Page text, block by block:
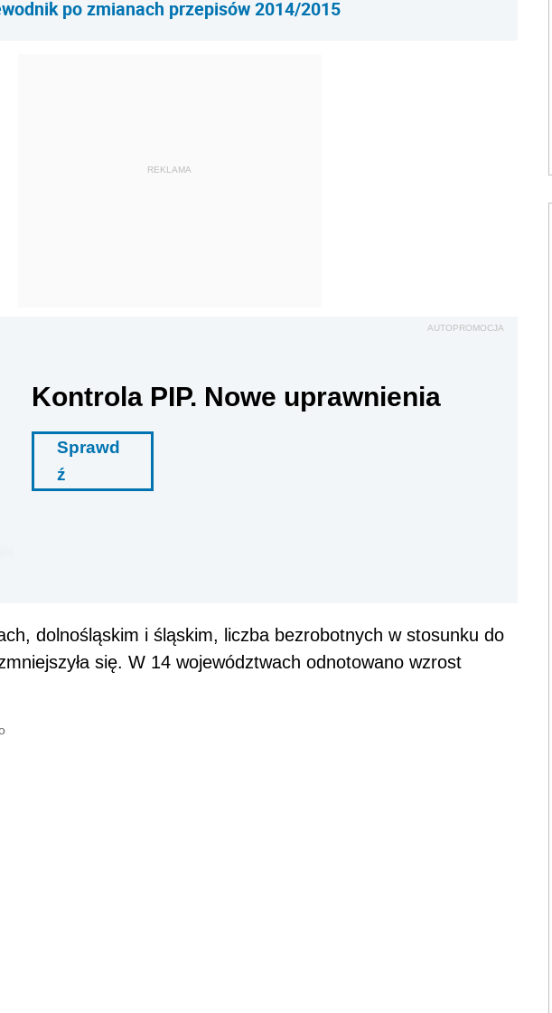
po zmianach przepisów 2014/2015
REKLAMA
AUTOPROMOCJA
Kontrola PIP. Nowe uprawnienia
Sprawd
ź
dolnośląskim i śląskim, liczba bezrobotnych w stosunku do
się. W 14 województwach odnotowano wzrost